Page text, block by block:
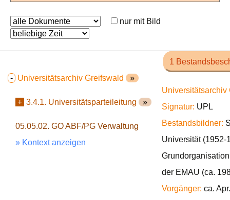
nur mit Bild
- Universitätsarchiv Greifswald »
+ 3.4.1. Universitätsparteileitung »
05.05.02. GO ABF/PG Verwaltung
» Kontext anzeigen
1
Signatur: UPL
Bestandsbildner:
Universität (1952-
der EMAU (ca.
Vorgänger: ca.